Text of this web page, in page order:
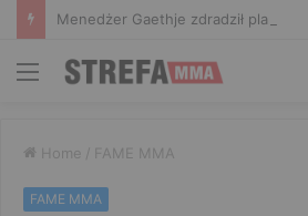
Menu
Home / FAME MMA
FAME MMA